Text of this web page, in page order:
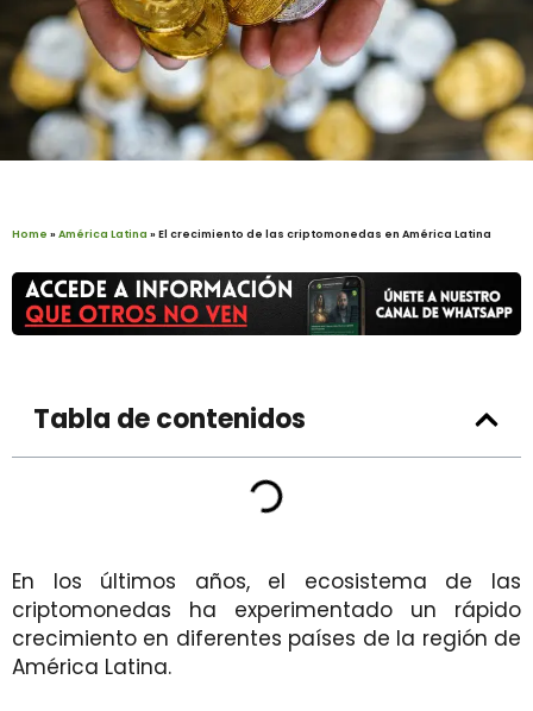
Home »América Latina »El crecimiento de las criptomonedas en América Latina
Tabla de contenidos
En los últimos años, el ecosistema de las
criptomonedas ha experimentado un rápido
crecimiento en diferentes países de la región de
América Latina.